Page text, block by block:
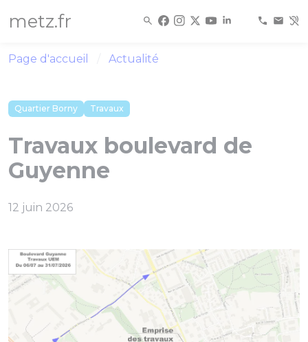
metz.fr
Page d'accueil Actualité
Quartier Borny Travaux
Travaux boulevard de
Guyenne
12 juin 2026